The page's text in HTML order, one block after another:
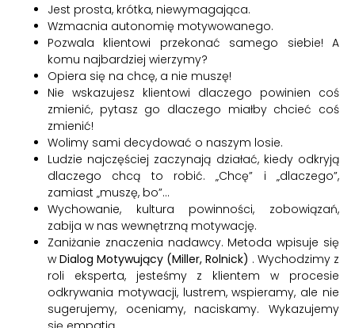
Jest prosta, krótka, niewymagająca.
Wzmacnia autonomię motywowanego.
Pozwala klientowi przekonać samego siebie! A
komu najbardziej wierzymy?
Opiera się na chcę, a nie muszę!
Nie wskazujesz klientowi dlaczego powinien coś
zmienić, pytasz go dlaczego miałby chcieć coś
zmienić!
Wolimy sami decydować o naszym losie.
Ludzie najczęściej zaczynają działać, kiedy odkryją
dlaczego chcą to robić. „Chcę” i „dlaczego”,
zamiast „muszę, bo”…
Wychowanie, kultura powinności, zobowiązań,
zabija w nas wewnętrzną motywację.
Zaniżanie znaczenia nadawcy. Metoda wpisuje się
w Dialog Motywujący (Miller, Rolnick) . Wychodzimy z
roli eksperta, jesteśmy z klientem w procesie
odkrywania motywacji, lustrem, wspieramy, ale nie
sugerujemy, oceniamy, naciskamy. Wykazujemy